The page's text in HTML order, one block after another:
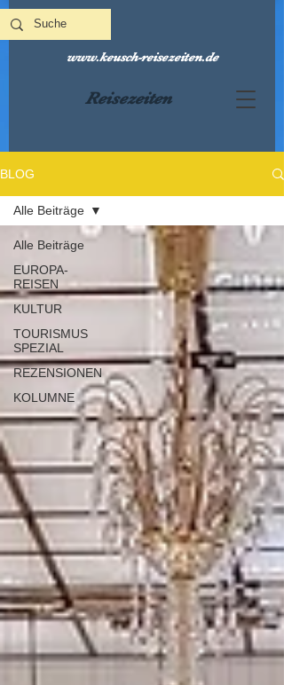
Reisezeiten
www.keusch-reisezeiten.de
BLOG
Alle Beiträge
EUROPA-
REISEN
KULTUR
TOURISMUS
SPEZIAL
REZENSIONEN
KOLUMNE
Alle Beiträge